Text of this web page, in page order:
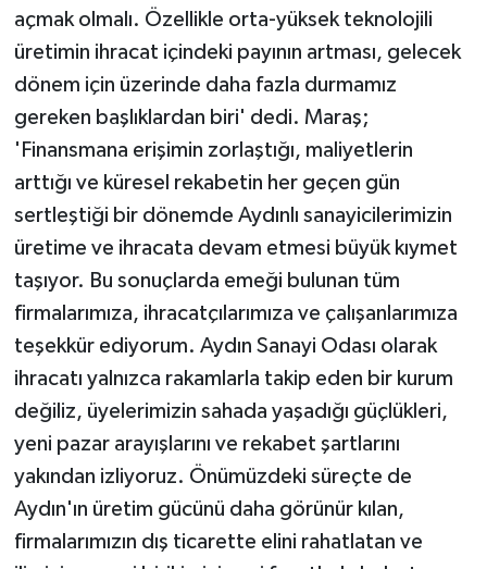
açmak olmalı. Özellikle orta-yüksek teknolojili
üretimin ihracat içindeki payının artması, gelecek
dönem için üzerinde daha fazla durmamız
gereken başlıklardan biri' dedi. Maraş;
'Finansmana erişimin zorlaştığı, maliyetlerin
arttığı ve küresel rekabetin her geçen gün
sertleştiği bir dönemde Aydınlı sanayicilerimizin
üretime ve ihracata devam etmesi büyük kıymet
taşıyor. Bu sonuçlarda emeği bulunan tüm
firmalarımıza, ihracatçılarımıza ve çalışanlarımıza
teşekkür ediyorum. Aydın Sanayi Odası olarak
ihracatı yalnızca rakamlarla takip eden bir kurum
değiliz, üyelerimizin sahada yaşadığı güçlükleri,
yeni pazar arayışlarını ve rekabet şartlarını
yakından izliyoruz. Önümüzdeki süreçte de
Aydın'ın üretim gücünü daha görünür kılan,
firmalarımızın dış ticarette elini rahatlatan ve